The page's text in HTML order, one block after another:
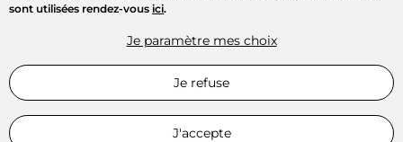
sont utilisées rendez-vous ici.
Je paramètre mes choix
Je refuse
J'accepte